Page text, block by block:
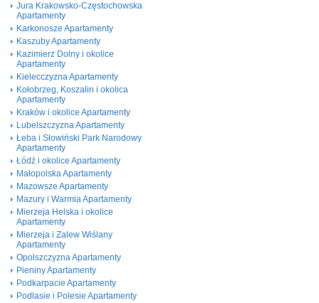
Jura Krakowsko-Częstochowska
Apartamenty
Karkonosze Apartamenty
Kaszuby Apartamenty
Kazimierz Dolny i okolice
Apartamenty
Kielecczyzna Apartamenty
Kołobrzeg, Koszalin i okolica
Apartamenty
Kraków i okolice Apartamenty
Lubelszczyzna Apartamenty
Łeba i Słowiński Park Narodowy
Apartamenty
Łódź i okolice Apartamenty
Małopolska Apartamenty
Mazowsze Apartamenty
Mazury i Warmia Apartamenty
Mierzeja Helska i okolice
Apartamenty
Mierzeja i Zalew Wiślany
Apartamenty
Opolszczyzna Apartamenty
Pieniny Apartamenty
Podkarpacie Apartamenty
Podlasie i Polesie Apartamenty